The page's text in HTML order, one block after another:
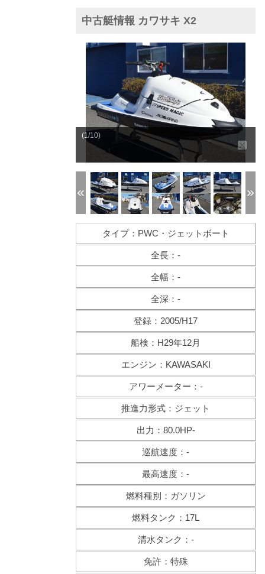
中古艇情報 カワサキ X2
(1/10)
タイプ：PWC・ジェットボート
全長：-
全幅：-
全深：-
登録：2005/H17
船検：H29年12月
エンジン：KAWASAKI
アワーメーター：-
推進力形式：ジェット
出力：80.0HP-
巡航速度：-
最高速度：-
燃料種別：ガソリン
燃料タンク：17L
清水タンク：-
免許：特殊